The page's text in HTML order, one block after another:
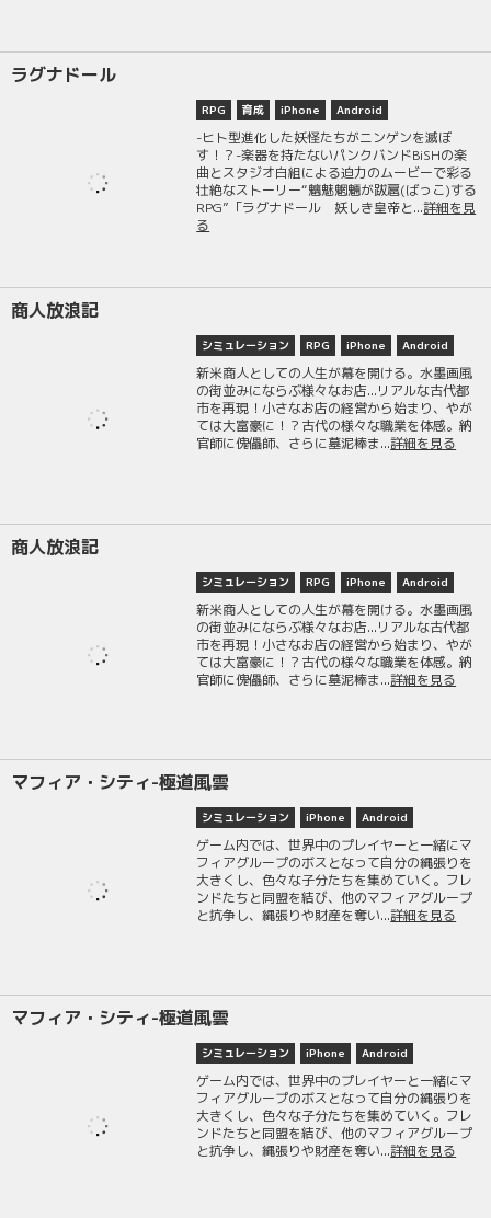
ラグナドール
RPG 育成 iPhone Android
-ヒト型進化した妖怪たちがニンゲンを滅ぼ
す！？-楽器を持たないパンクバンドBiSHの楽
曲とスタジオ白組による迫力のムービーで彩る
壮絶なストーリー“魑魅魍魎が跋扈(ばっこ)する
RPG”「ラグナドール 妖しき皇帝と...詳細を見
る
商人放浪記
シミュレーション RPG iPhone Android
新米商人としての人生が幕を開ける。水墨画風
の街並みにならぶ様々なお店...リアルな古代都
市を再現！小さなお店の経営から始まり、やが
ては大富豪に！？古代の様々な職業を体感。納
官師に傀儡師、さらに墓泥棒ま...詳細を見る
商人放浪記
シミュレーション RPG iPhone Android
新米商人としての人生が幕を開ける。水墨画風
の街並みにならぶ様々なお店...リアルな古代都
市を再現！小さなお店の経営から始まり、やが
ては大富豪に！？古代の様々な職業を体感。納
官師に傀儡師、さらに墓泥棒ま...詳細を見る
マフィア・シティ-極道風雲
シミュレーション iPhone Android
ゲーム内では、世界中のプレイヤーと一緒にマ
フィアグループのボスとなって自分の縄張りを
大きくし、色々な子分たちを集めていく。フレ
ンドたちと同盟を結び、他のマフィアグループ
と抗争し、縄張りや財産を奪い...詳細を見る
マフィア・シティ-極道風雲
シミュレーション iPhone Android
ゲーム内では、世界中のプレイヤーと一緒にマ
フィアグループのボスとなって自分の縄張りを
大きくし、色々な子分たちを集めていく。フレ
ンドたちと同盟を結び、他のマフィアグループ
と抗争し、縄張りや財産を奪い...詳細を見る